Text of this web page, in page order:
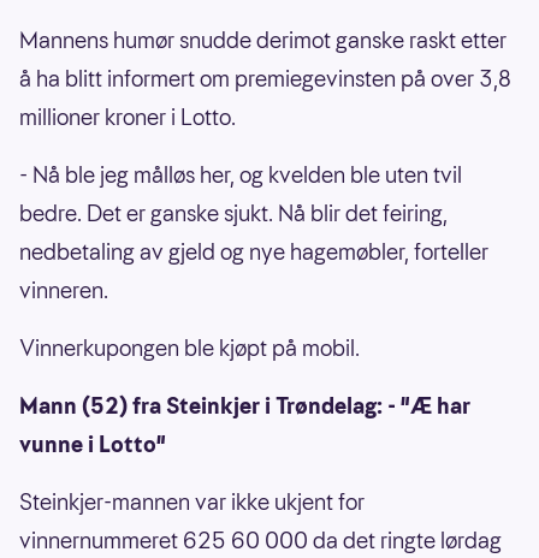
Mannens humør snudde derimot ganske raskt etter
å ha blitt informert om premiegevinsten på over 3,8
millioner kroner i Lotto.
- Nå ble jeg målløs her, og kvelden ble uten tvil
bedre. Det er ganske sjukt. Nå blir det feiring,
nedbetaling av gjeld og nye hagemøbler, forteller
vinneren.
Vinnerkupongen ble kjøpt på mobil.
Mann (52) fra Steinkjer i Trøndelag: - "Æ har
vunne i Lotto"
Steinkjer-mannen var ikke ukjent for
vinnernummeret 625 60 000 da det ringte lørdag